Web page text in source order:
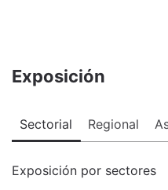
Exposición
Sectorial Regional
Exposición por sectores